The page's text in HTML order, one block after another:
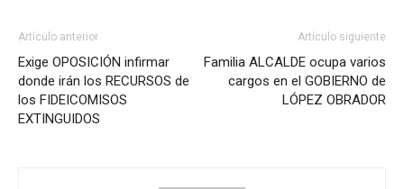
Artículo anterior
Exige OPOSICIÓN infirmar
donde irán los RECURSOS de
los FIDEICOMISOS
EXTINGUIDOS
Artículo siguiente
Familia ALCALDE ocupa varios
cargos en el GOBIERNO de
LÓPEZ OBRADOR